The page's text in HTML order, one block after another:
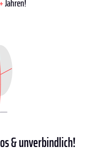
& unverbindlich!